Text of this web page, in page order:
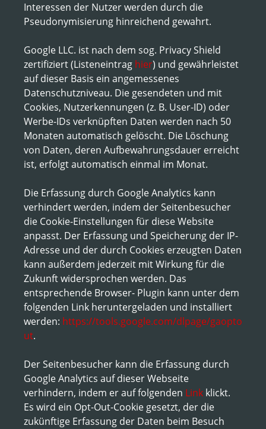
Interessen der Nutzer werden durch die
Pseudonymisierung hinreichend gewahrt.
Google LLC. ist nach dem sog. Privacy Shield
zertifiziert (Listeneintrag hier) und gewährleistet
auf dieser Basis ein angemessenes
Datenschutzniveau. Die gesendeten und mit
Cookies, Nutzerkennungen (z. B. User-ID) oder
Werbe-IDs verknüpften Daten werden nach 50
Monaten automatisch gelöscht. Die Löschung
von Daten, deren Aufbewahrungsdauer erreicht
ist, erfolgt automatisch einmal im Monat.
Die Erfassung durch Google Analytics kann
verhindert werden, indem der Seitenbesucher
die Cookie-Einstellungen für diese Website
anpasst. Der Erfassung und Speicherung der IP-
Adresse und der durch Cookies erzeugten Daten
kann außerdem jederzeit mit Wirkung für die
Zukunft widersprochen werden. Das
entsprechende Browser- Plugin kann unter dem
folgenden Link heruntergeladen und installiert
werden: https://tools.google.com/dlpage/gaopto
ut.
Der Seitenbesucher kann die Erfassung durch
Google Analytics auf dieser Webseite
verhindern, indem er auf folgenden Link klickt.
Es wird ein Opt-Out-Cookie gesetzt, der die
zukünftige Erfassung der Daten beim Besuch